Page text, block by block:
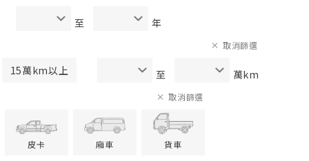
至 年
15萬km以上 至 萬km
取消篩選
皮卡 廂車 貨車
取消篩選